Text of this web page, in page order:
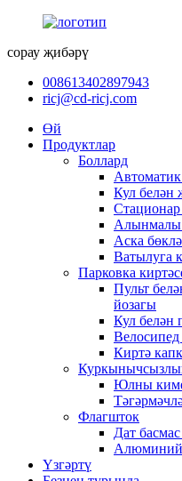
сорау җибәрү
008613402897943
ricj@cd-ricj.com
Өй
Продуктлар
Боллард
Кул белән
Стационар
Алынмалы
Аска
Ватылуга
Парковка
Пульт
йозагы
Кул белән
Велосипед
Киртә
Юлны
Флагшток
Дат
Алюминий
Үзгәртү